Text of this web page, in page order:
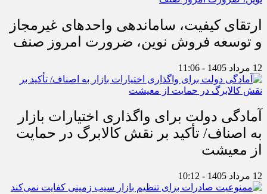
ارتقای کیفیت، ساماندهی واحدهای غیرمجاز
و توسعه فروش نوین، ضرورت امروز صنف
12 مرداد 1405 - 11:06
آمادگی دولت برای واگذاری اختیارات بازار
به اصناف/ تأکید بر نقش کالابرگ در حمایت
از معیشت
12 مرداد 1405 - 10:12